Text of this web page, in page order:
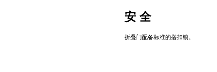
安 全
折叠门配备标准的搭扣锁。